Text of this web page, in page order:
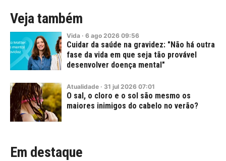
Veja também
Vida · 6 ago 2026 09:56
Cuidar da saúde na gravidez: "Não há outra
fase da vida em que seja tão provável
desenvolver doença mental"
Atualidade · 31 jul 2026 07:01
O sal, o cloro e o sol são mesmo os
maiores inimigos do cabelo no verão?
Em destaque